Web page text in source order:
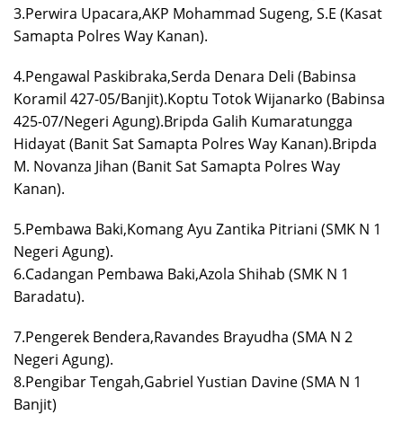
3.Perwira Upacara,AKP Mohammad Sugeng, S.E (Kasat
Samapta Polres Way Kanan).
4.Pengawal Paskibraka,Serda Denara Deli (Babinsa
Koramil 427-05/Banjit).Koptu Totok Wijanarko (Babinsa
425-07/Negeri Agung).Bripda Galih Kumaratungga
Hidayat (Banit Sat Samapta Polres Way Kanan).Bripda
M. Novanza Jihan (Banit Sat Samapta Polres Way
Kanan).
5.Pembawa Baki,Komang Ayu Zantika Pitriani (SMK N 1
Negeri Agung).
6.Cadangan Pembawa Baki,Azola Shihab (SMK N 1
Baradatu).
7.Pengerek Bendera,Ravandes Brayudha (SMA N 2
Negeri Agung).
8.Pengibar Tengah,Gabriel Yustian Davine (SMA N 1
Banjit)